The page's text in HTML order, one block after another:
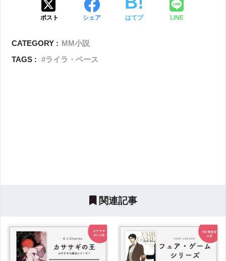
ポスト シェア はてブ LINE
CATEGORY : MM小説
TAGS :
ライラ・ペース
関連記事